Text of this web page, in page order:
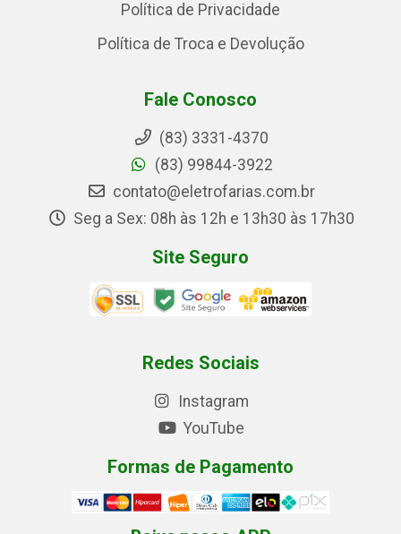
Política de Privacidade
Política de Troca e Devolução
Fale Conosco
(83) 3331-4370
(83) 99844-3922
contato@eletrofarias.com.br
Seg a Sex: 08h às 12h e 13h30 às 17h30
Site Seguro
Redes Sociais
Instagram
YouTube
Formas de Pagamento